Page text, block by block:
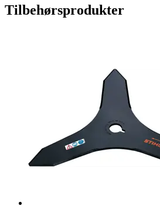
Tilbehørsprodukter